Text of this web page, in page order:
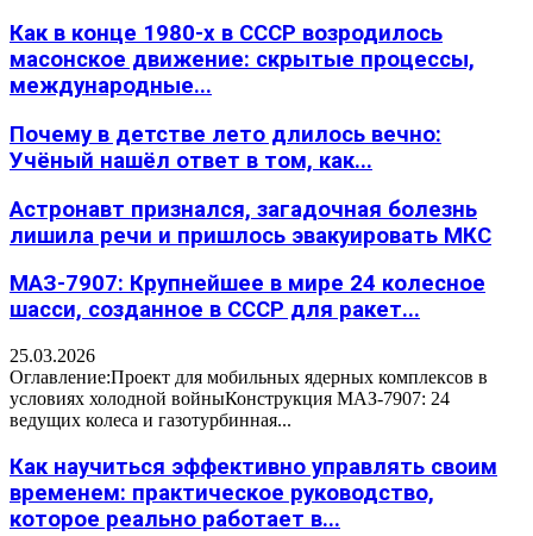
Как в конце 1980-х в СССР возродилось
масонское движение: скрытые процессы,
международные...
Почему в детстве лето длилось вечно:
Учёный нашёл ответ в том, как...
Астронавт признался, загадочная болезнь
лишила речи и пришлось эвакуировать МКС
МАЗ-7907: Крупнейшее в мире 24 колесное
шасси, созданное в СССР для ракет...
25.03.2026
Оглавление:Проект для мобильных ядерных комплексов в
условиях холодной войныКонструкция МАЗ-7907: 24
ведущих колеса и газотурбинная...
Как научиться эффективно управлять своим
временем: практическое руководство,
которое реально работает в...